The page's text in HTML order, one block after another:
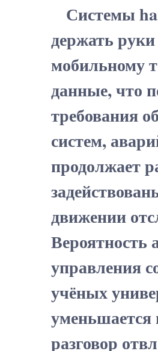
Системы
держать
мобильному
данные, что
требования
систем,
продолжает
движении
Вероятность
управления
учёных
разговор